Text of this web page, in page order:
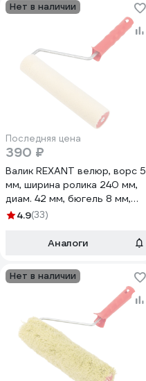
Нет в наличии
Последняя цена
390 ₽
Валик REXANT велюр, ворс 5
мм, ширина ролика 240 мм,
диам. 42 мм, бюгель 8 мм,
серия Мастер 89-0008
4.9(33)
Аналоги
Нет в наличии